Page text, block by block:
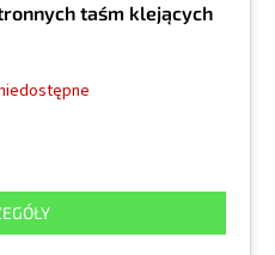
taśm klejących